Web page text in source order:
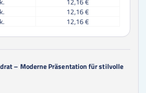
12,16 €
12,16 €
12,16 €
12,16 €
– Moderne Präsentation für stilvolle